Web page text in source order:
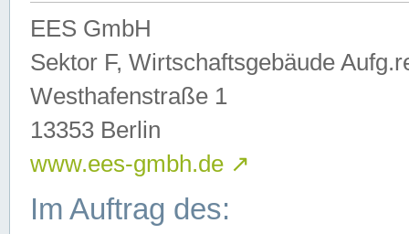
EES GmbH
Sektor F, Wirtschaftsgebäude
Westhafenstraße 1
13353 Berlin
www.ees-gmbh.de ↗
Im Auftrag des: